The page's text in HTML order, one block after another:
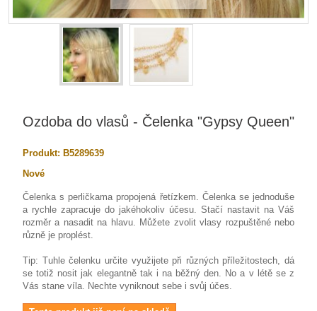
Ozdoba do vlasů - Čelenka "Gypsy Queen"
Produkt: B5289639
Nové
Čelenka s perličkama propojená řetízkem. Čelenka se jednoduše
a rychle zapracuje do jakéhokoliv účesu. Stačí nastavit na Váš
rozměr a nasadit na hlavu. Můžete zvolit vlasy rozpuštěné nebo
různě je proplést.
Tip: Tuhle čelenku určite využijete při různých příležitostech, dá
se totiž nosit jak elegantně tak i na běžný den. No a v létě se z
Vás stane víla. Nechte vyniknout sebe i svůj účes.